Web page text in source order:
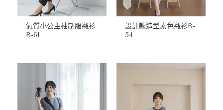
氣質小公主袖制服襯衫
B-61
設計款造型素色襯衫B-
54